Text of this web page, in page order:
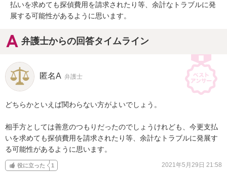
払いを求めても探偵費用を請求されたり等、余計なトラブルに発
展する可能性があるように思います。
弁護士からの回答タイムライン
匿名A 弁護士
どちらかといえば関わらない方がよいでしょう。
相手方としては善意のつもりだったのでしょうけれども、今更支払
いを求めても探偵費用を請求されたり等、余計なトラブルに発展す
る可能性があるように思います。
役に立った 1 2021年5月29日 21:58